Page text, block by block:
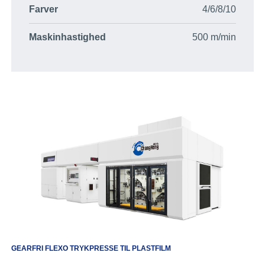
Farver 4/6/8/10
Maskinhastighed 500 m/min
GEARFRI FLEXO TRYKPRESSE TIL PLASTFILM